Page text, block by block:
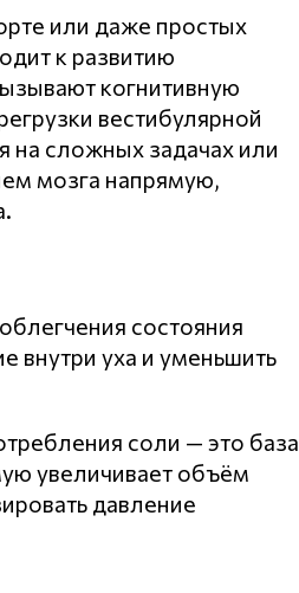
или даже простых
к развитию
когнитивную
вестибулярной
на сложных задачах или
мозга напрямую,
состояния
внутри уха и уменьшить
соли — это база
увеличивает объём
давление